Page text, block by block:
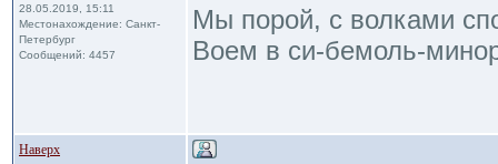
28.05.2019, 15:11
Местонахождение: Санкт-
Петербург
Сообщений: 4457
Мы порой, с волками
Воем в си-бемоль-
Наверх